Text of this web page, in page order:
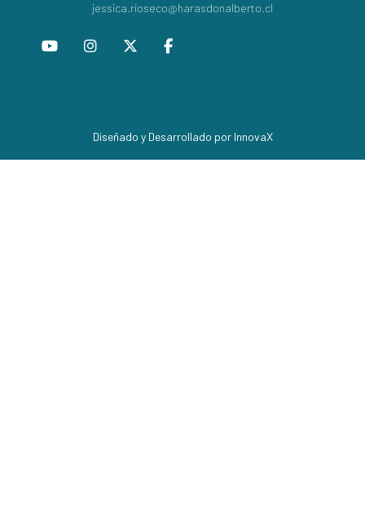
jessica.rioseco@harasdonalberto.cl
Diseñado y Desarrollado por InnovaX